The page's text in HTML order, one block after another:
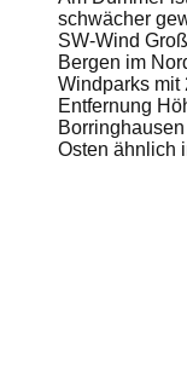
schwächer
SW-Wind
Bergen im
Windparks mit
Entfernung
Osten ähnlich